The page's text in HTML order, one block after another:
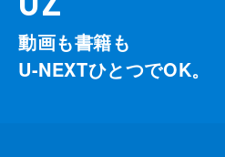
動画も書籍も
U-NEXTひとつでOK。